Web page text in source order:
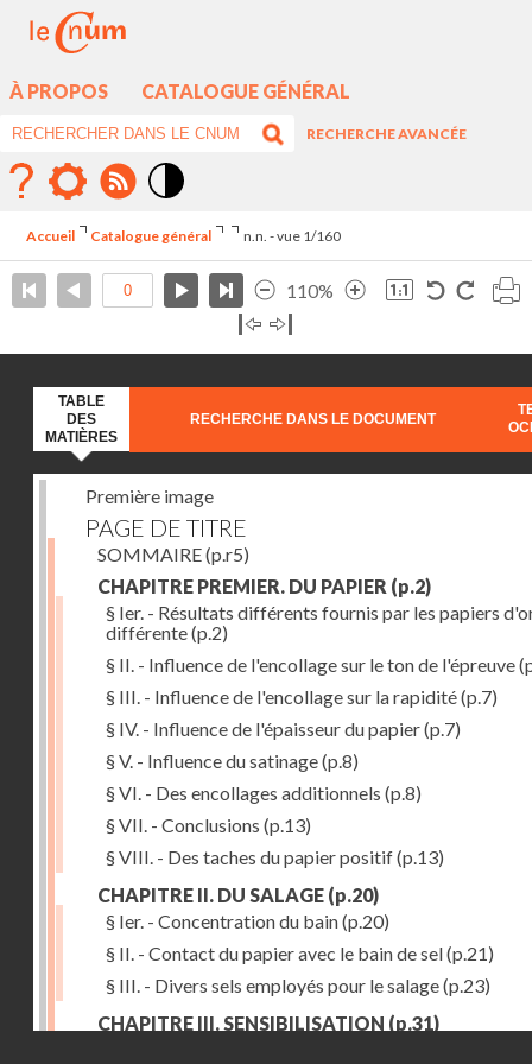
À PROPOS CATALOGUE GÉNÉRAL
RECHERCHE AVANCÉE
élévé
Accueil Catalogue général n.n. - vue 1/160
110%
TABLE
DES
MATIÈRES
RECHERCHE DANS LE DOCUMENT
Première image
PAGE DE TITRE
SOMMAIRE(p.r5)
CHAPITRE PREMIER. DU PAPIER (p.2)
§ Ier. - Résultats différents fournis par les papiers
différente(p.2)
§ II. - Influence de l'encollage sur le ton de l'épreuve
§ III. - Influence de l'encollage sur la rapidité(p.7)
§ IV. - Influence de l'épaisseur du papier(p.7)
§ V. - Influence du satinage(p.8)
§ VI. - Des encollages additionnels (p.8)
§ VII. - Conclusions (p.13)
§ VIII. - Des taches du papier positif(p.13)
CHAPITRE II. DU SALAGE (p.20)
§ Ier. - Concentration du bain(p.20)
§ II. - Contact du papier avec le bain de sel(p.21)
§ III. - Divers sels employés pour le salage(p.23)
CHAPITRE III. SENSIBILISATION (p.31)